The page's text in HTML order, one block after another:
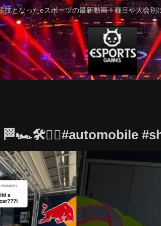
技となったeスポーツの最新動画！種目や大会別
🏁🏎️🛠️👷‍♂️#automobile